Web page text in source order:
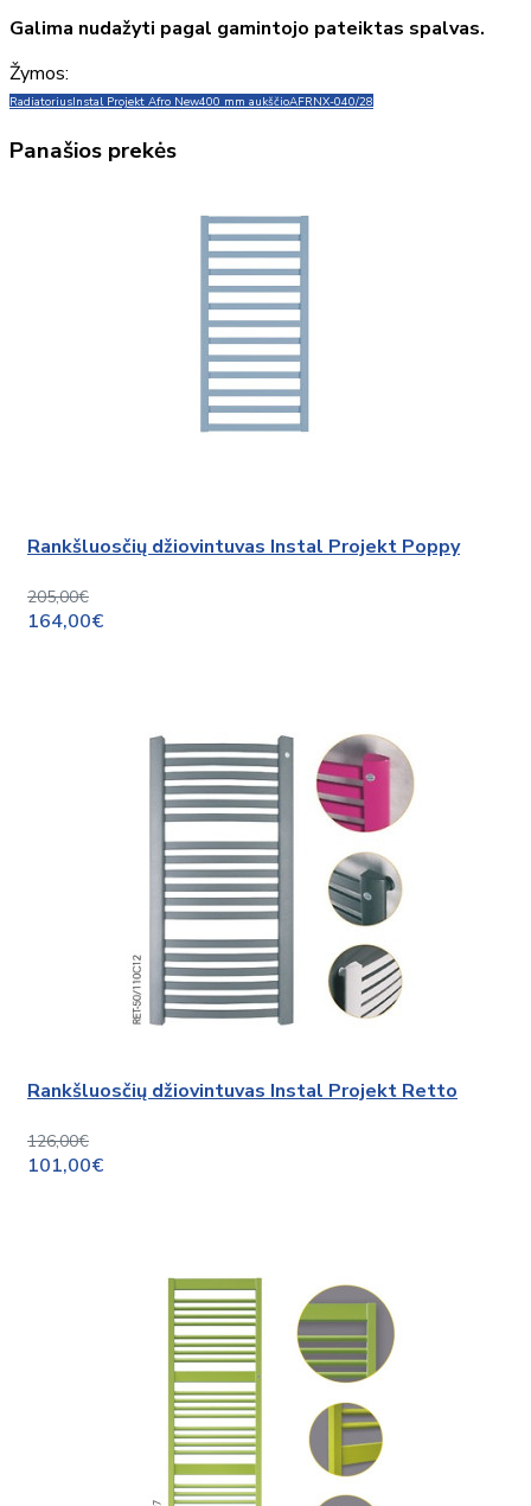
Galima nudažyti pagal gamintojo pateiktas spalvas.
Žymos:
RadiatoriusInstal Projekt Afro New400 mm aukščioAFRNX-040/28
Panašios prekės
Rankšluosčių džiovintuvas Instal Projekt Poppy
205,00€
164,00€
Rankšluosčių džiovintuvas Instal Projekt Retto
126,00€
101,00€